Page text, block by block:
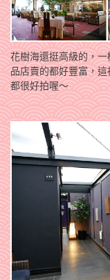
花樹海還挺高級的，
品店賣的都好豐富，
都很好拍喔～